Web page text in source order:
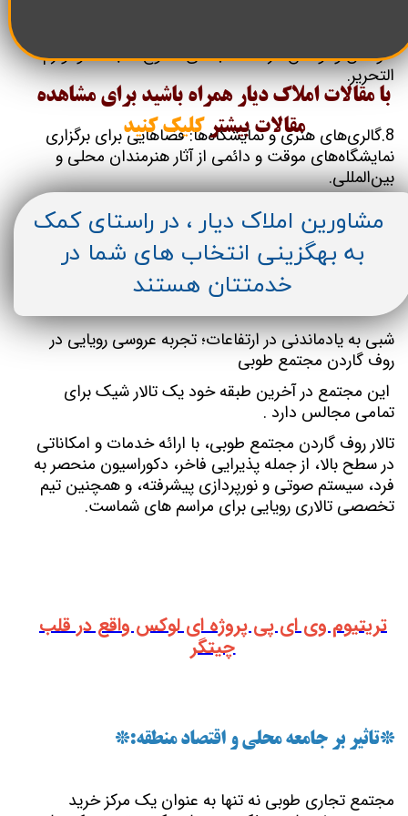
خواندن و نوشتن، ارائه کتاب‌های متنوع، مجلات و لوازم
التحریر.
8.گالری‌های هنری و نمایشگاه‌ها: فضاهایی برای برگزاری
نمایشگاه‌های موقت و دائمی از آثار هنرمندان محلی و
بین‌المللی.
9. مراکز آموزشی و کارگاه‌ها: فضاهایی برای برگزاری
کارگاه‌های آموزشی، کلاس‌های هنری و سایر فعالیت‌های
فرهنگی و آموزشی.
شبی به یادماندنی در ارتفاعات؛ تجربه عروسی رویایی در
روف گاردن مجتمع طوبی
این مجتمع در آخرین طبقه خود یک تالار شیک برای
تمامی مجالس دارد .
تالار روف گاردن مجتمع طوبی، با ارائه خدمات و امکاناتی
در سطح بالا، از جمله پذیرایی فاخر، دکوراسیون منحصر به
فرد، سیستم صوتی و نورپردازی پیشرفته، و همچنین تیم
تخصصی تالاری رویایی برای مراسم های شماست.
تریتیوم وی ای پی پروژه ای لوکس واقع در قلب
چیتگر
*تاثیر بر جامعه محلی و اقتصاد منطقه:*
مجتمع تجاری طوبی نه تنها به عنوان یک مرکز خرید
با مقالات املاک دیار همراه باشید برای مشاهده
مقالاتبیشتر کلیک کنید
مشاورین املاک دیار ، در راستای کمک
به بهگزینی انتخاب های شما در
خدمتتان هستند